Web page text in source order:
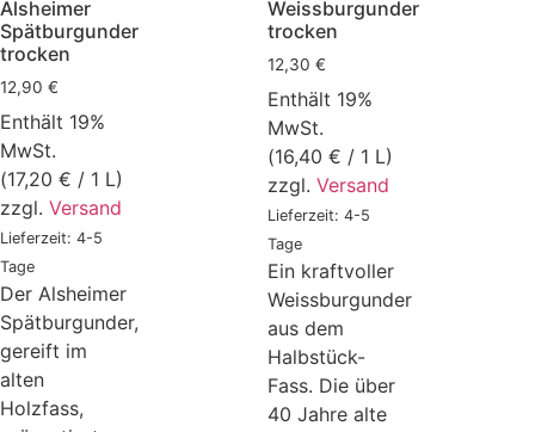
Alsheimer
Spätburgunder
trocken
12,90 €
Enthält 19%
MwSt.
(17,20 € / 1 L)
zzgl. Versand
Lieferzeit: 4-5
Tage
Der Alsheimer
Spätburgunder,
gereift im
alten
Holzfass,
Weissburgunder
trocken
12,30 €
Enthält 19%
MwSt.
(16,40 € / 1 L)
zzgl. Versand
Lieferzeit: 4-5
Tage
Ein kraftvoller
Weissburgunder
aus dem
Halbstück-
Fass. Die über
40 Jahre alte